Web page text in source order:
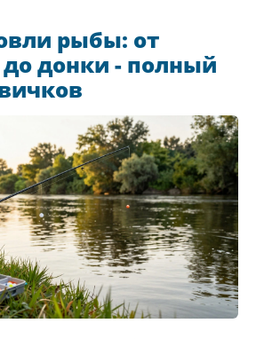
рыбы: от
донки - полный